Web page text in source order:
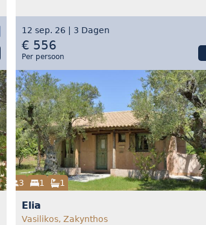
12 sep. 26 | 3 Dagen
€ 556
Per persoon
3 1 1
Elia
Vasilikos, Zakynthos